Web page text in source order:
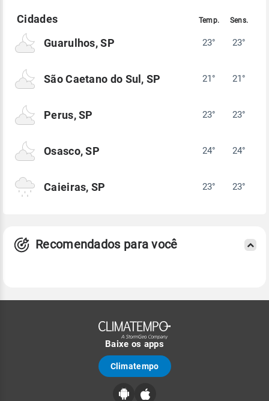
Guarulhos, SP 23° 23°
São Caetano do Sul, SP 21° 21°
Perus, SP 23° 23°
Osasco, SP 24° 24°
Caieiras, SP 23° 23°
Recomendados para você
Baixe os apps
Climatempo